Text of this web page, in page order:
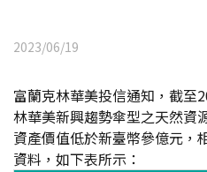
2023/06/19
富蘭克林華美投信通知，截至
林華美新興趨勢傘型之天然資
資產價值低於新臺幣參億元，
資料，如下表所示：